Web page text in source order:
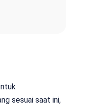
sesuai saat ini,